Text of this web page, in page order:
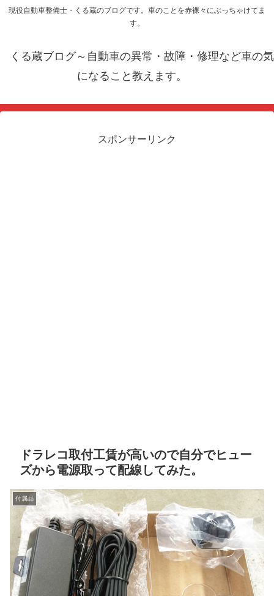
現役自動車整備士・くる蔵のブログです。車のことを赤裸々にぶっちゃけてま
す。
くる蔵ブログ～自動車の異常・故障・修理など車の気
になること教えます。
スポンサーリンク
ドラレコ取付工賃が高いので自分でヒュー
ズから電源取って配線してみた。
付属品